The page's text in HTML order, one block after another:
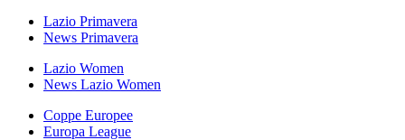
Lazio Primavera
News Primavera
Lazio Women
News Lazio Women
Coppe Europee
Europa League